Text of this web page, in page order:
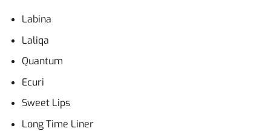
Labina
Laliqa
Quantum
Ecuri
Sweet Lips
Long Time Liner